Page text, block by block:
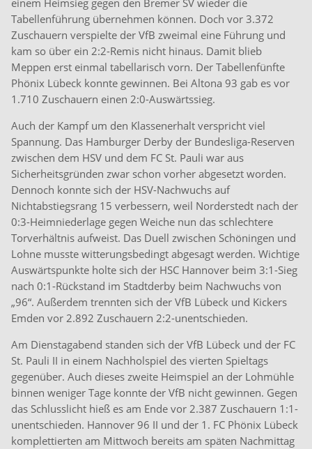
einem Heimsieg gegen den Bremer SV wieder die
Tabellenführung übernehmen können. Doch vor 3.372
Zuschauern verspielte der VfB zweimal eine Führung und
kam so über ein 2:2-Remis nicht hinaus. Damit blieb
Meppen erst einmal tabellarisch vorn. Der Tabellenfünfte
Phönix Lübeck konnte gewinnen. Bei Altona 93 gab es vor
1.710 Zuschauern einen 2:0-Auswärtssieg.
Auch der Kampf um den Klassenerhalt verspricht viel
Spannung. Das Hamburger Derby der Bundesliga-Reserven
zwischen dem HSV und dem FC St. Pauli war aus
Sicherheitsgründen zwar schon vorher abgesetzt worden.
Dennoch konnte sich der HSV-Nachwuchs auf
Nichtabstiegsrang 15 verbessern, weil Norderstedt nach der
0:3-Heimniederlage gegen Weiche nun das schlechtere
Torverhältnis aufweist. Das Duell zwischen Schöningen und
Lohne musste witterungsbedingt abgesagt werden. Wichtige
Auswärtspunkte holte sich der HSC Hannover beim 3:1-Sieg
nach 0:1-Rückstand im Stadtderby beim Nachwuchs von
„96“. Außerdem trennten sich der VfB Lübeck und Kickers
Emden vor 2.892 Zuschauern 2:2-unentschieden.
Am Dienstagabend standen sich der VfB Lübeck und der FC
St. Pauli II in einem Nachholspiel des vierten Spieltags
gegenüber. Auch dieses zweite Heimspiel an der Lohmühle
binnen weniger Tage konnte der VfB nicht gewinnen. Gegen
das Schlusslicht hieß es am Ende vor 2.387 Zuschauern 1:1-
unentschieden. Hannover 96 II und der 1. FC Phönix Lübeck
komplettierten am Mittwoch bereits am späten Nachmittag